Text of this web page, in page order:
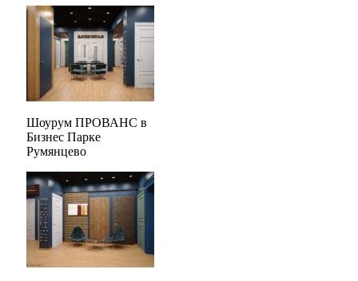
Шоурум ПРОВАНС в
Бизнес Парке
Румянцево